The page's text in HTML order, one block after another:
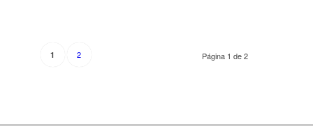
Página 1 de 2
1 2